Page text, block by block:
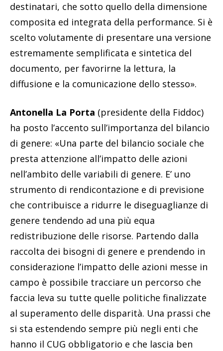
destinatari, che sotto quello della dimen­sione
composita ed integrata della performance. Si è
scelto volutamente di presentare una versione
estremamente semplificata e sintetica del
documento, per favorirne la lettura, la
diffusione e la comunicazione dello stesso».
Antonella La Porta (presidente della Fiddoc)
ha posto l’accento sull’importanza del bilancio
di genere: «Una parte del bilancio sociale che
presta attenzione all’impatto delle azioni
nell’ambito delle variabili di genere. E’ uno
strumento di rendicontazione e di previsione
che contribuisce a ridurre le diseguaglianze di
genere tendendo ad una più equa
redistribuzione delle risorse. Partendo dalla
raccolta dei bisogni di genere e prendendo in
considerazione l’impatto delle azioni messe in
campo è possibile tracciare un percorso che
faccia leva su tutte quelle politiche finalizzate
al superamento delle disparità. Una prassi che
si sta estendendo sempre più negli enti che
hanno il CUG obbligatorio e che lascia ben